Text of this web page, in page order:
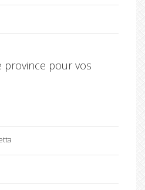
province pour vos